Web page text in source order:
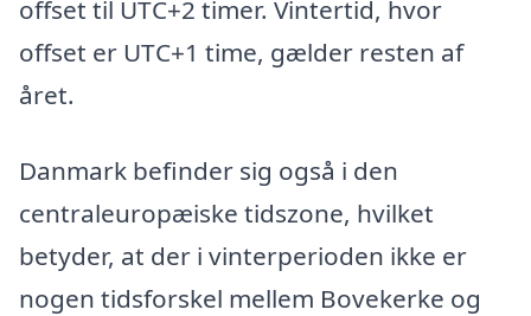
offset til UTC+2 timer. Vintertid, hvor
offset er UTC+1 time, gælder resten af
året.
Danmark befinder sig også i den
centraleuropæiske tidszone, hvilket
betyder, at der i vinterperioden ikke er
nogen tidsforskel mellem Bovekerke og